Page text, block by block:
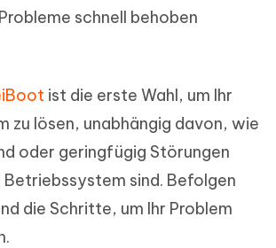
schnell behoben
ist die erste Wahl, um Ihr
zu lösen, unabhängig davon, wie
oder geringfügig Störungen
Betriebssystem sind. Befolgen
die Schritte, um Ihr Problem